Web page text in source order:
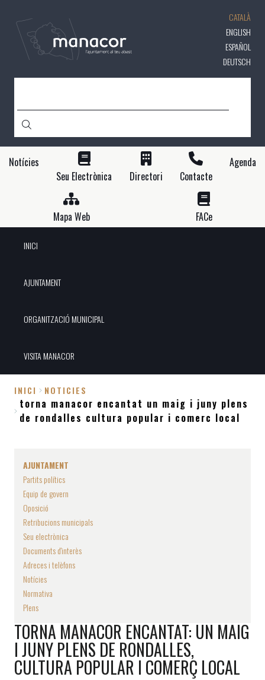
contingut
CATALÀ
ENGLISH
ESPAÑOL
DEUTSCH
Notícies
Seu Electrònica
Directori Contacte
Agenda
Mapa Web FACe
INICI
AJUNTAMENT
ORGANITZACIÓ MUNICIPAL
VISITA MANACOR
Fil
d'Ariadna
INICI NOTICIES
torna manacor encantat un maig i juny plens
de rondalles cultura popular i comerc local
AJUNTAMENT
Partits polítics
Equip de govern
Oposició
Retribucions municipals
Seu electrònica
Documents d'interès
Adreces i telèfons
Notícies
Normativa
Plens
TORNA MANACOR ENCANTAT: UN MAIG
I JUNY PLENS DE RONDALLES,
CULTURA POPULAR I COMERÇ LOCAL